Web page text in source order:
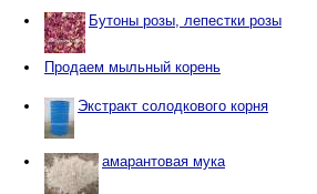
Бутоны розы, лепестки розы
Продаем мыльный корень
Экстракт солодкового корня
амарантовая мука